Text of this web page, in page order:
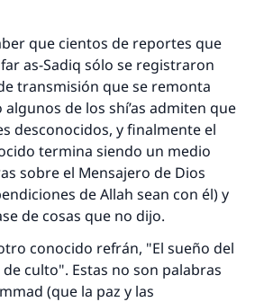
que cientos de reportes que
as-Sadiq sólo se registraron
transmisión que se remonta
algunos de los shí’as admiten que
desconocidos, y finalmente el
termina siendo un medio
sobre el Mensajero de Dios
de Allah sean con él) y
de cosas que no dijo.
conocido refrán, "El sueño del
culto". Estas no son palabras
(que la paz y las